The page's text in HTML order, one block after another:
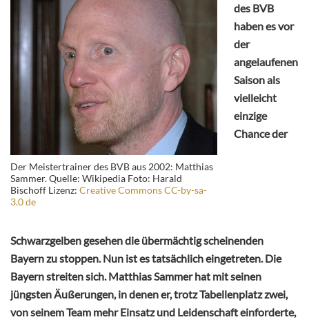
Der Meistertrainer des BVB aus 2002: Matthias
Sammer. Quelle: Wikipedia Foto: Harald
Bischoff Lizenz: Creative Commons CC-by-sa-
3.0 de
des BVB
haben es vor
der
angelaufenen
Saison als
vielleicht
einzige
Chance der
Schwarzgelben gesehen die übermächtig scheinenden
Bayern zu stoppen. Nun ist es tatsächlich eingetreten. Die
Bayern streiten sich. Matthias Sammer hat mit seinen
jüngsten Äußerungen, in denen er, trotz Tabellenplatz zwei,
von seinem Team mehr Einsatz und Leidenschaft einforderte,